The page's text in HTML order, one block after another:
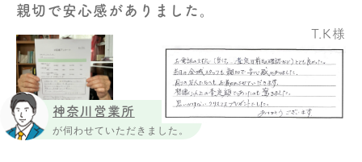
神奈川営業所
が伺わせていただきました。
親切で安心感がありました。
T.K様